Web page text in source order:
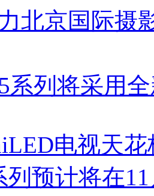
北京国际摄
系列将采用
电视天
列预计将在